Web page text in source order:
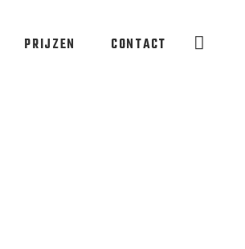
PRIJZEN CONTACT